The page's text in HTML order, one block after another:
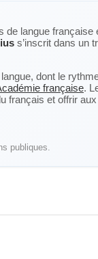
de langue
s’inscrit dans un
dont le
française.
français et offrir
publiques.